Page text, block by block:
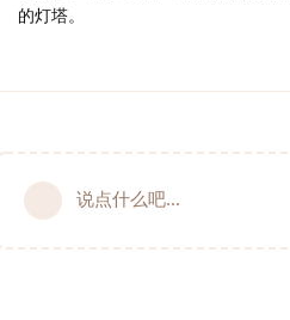
的灯塔。
说点什么吧...